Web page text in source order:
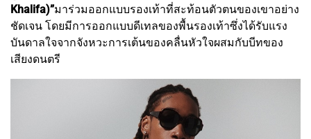
Khalifa)”มาร่วมออกแบบรองเท้าที่สะท้อนตัวตนของเขาอย่าง
ชัดเจน โดยมีการออกแบบดีเทลของพื้นรองเท้าซึ่งได้รับแรง
บันดาลใจจากจังหวะการเต้นของคลื่นหัวใจผสมกับบีทของ
เสียงดนตรี